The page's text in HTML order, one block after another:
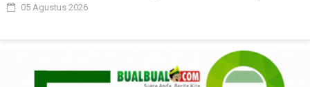
05 Agustus 2026